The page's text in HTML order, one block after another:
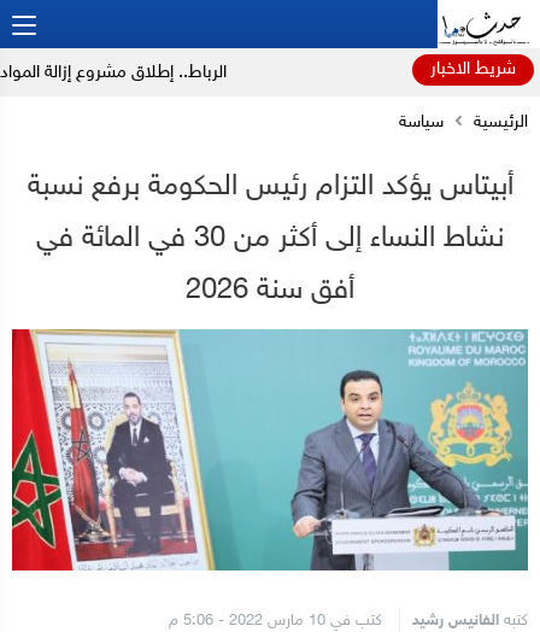
شريط الاخبار الرباط.. إطلاق مشروع إزالة المواد
الرئيسية سياسة
أبيتاس يؤكد التزام رئيس الحكومة برفع نسبة
نشاط النساء إلى أكثر من 30 في المائة في
أفق سنة 2026
كتبه الفانيس رشيد كتب في 10 مارس 2022 - 5:06 م